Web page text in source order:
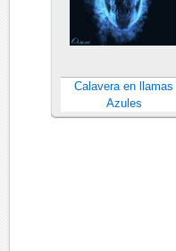
Calavera en llamas
Azules